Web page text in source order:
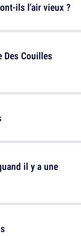
ils l'air vieux ?
Des Couilles
il y a une